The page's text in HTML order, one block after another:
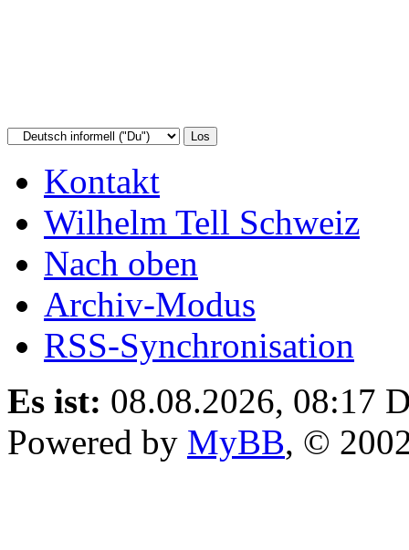
Kontakt
Wilhelm Tell Schweiz
Nach oben
Archiv-Modus
RSS-Synchronisation
Es ist: 08.08.2026, 08:17
Powered by MyBB, ©